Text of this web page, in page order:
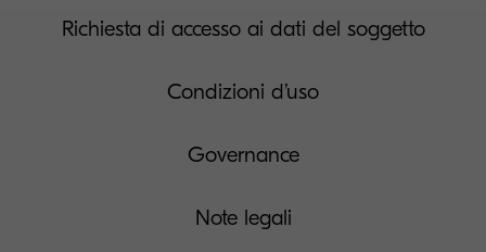
Richiesta di accesso ai dati del soggetto
Condizioni d’uso
Governance
Note legali